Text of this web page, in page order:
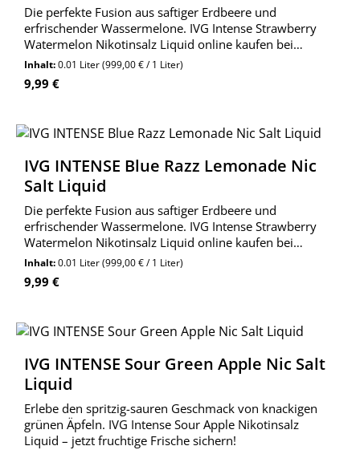
Die perfekte Fusion aus saftiger Erdbeere und
erfrischender Wassermelone. IVG Intense Strawberry
Watermelon Nikotinsalz Liquid online kaufen bei
Wolkengarage!
Inhalt:0.01 Liter(999,00 € / 1 Liter)
Regulärer Preis:
9,99 €
IVG INTENSE Blue Razz Lemonade Nic
Salt Liquid
Die perfekte Fusion aus saftiger Erdbeere und
erfrischender Wassermelone. IVG Intense Strawberry
Watermelon Nikotinsalz Liquid online kaufen bei
Wolkengarage!
Inhalt:0.01 Liter(999,00 € / 1 Liter)
Regulärer Preis:
9,99 €
IVG INTENSE Sour Green Apple Nic Salt
Liquid
Erlebe den spritzig-sauren Geschmack von knackigen
grünen Äpfeln. IVG Intense Sour Apple Nikotinsalz
Liquid – jetzt fruchtige Frische sichern!